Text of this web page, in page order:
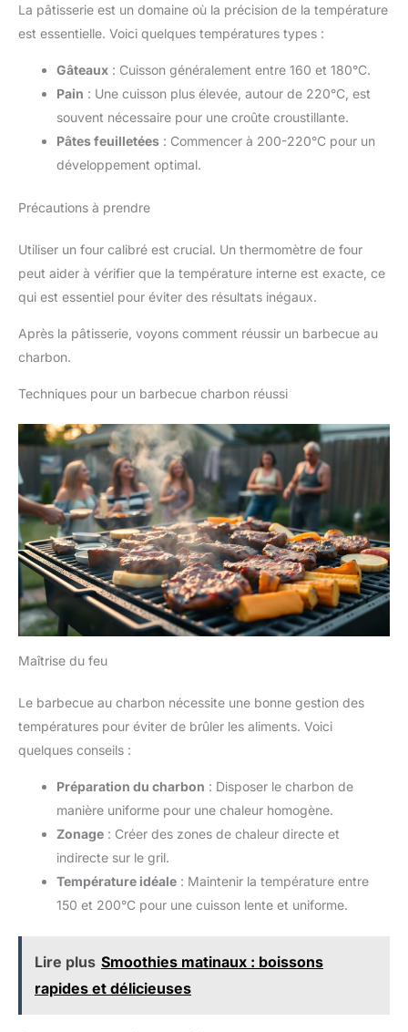
La pâtisserie est un domaine où la précision de la température
est essentielle. Voici quelques températures types :
Gâteaux : Cuisson généralement entre 160 et 180°C.
Pain : Une cuisson plus élevée, autour de 220°C, est
souvent nécessaire pour une croûte croustillante.
Pâtes feuilletées : Commencer à 200-220°C pour un
développement optimal.
Précautions à prendre
Utiliser un four calibré est crucial. Un thermomètre de four
peut aider à vérifier que la température interne est exacte, ce
qui est essentiel pour éviter des résultats inégaux.
Après la pâtisserie, voyons comment réussir un barbecue au
charbon.
Techniques pour un barbecue charbon réussi
Maîtrise du feu
Le barbecue au charbon nécessite une bonne gestion des
températures pour éviter de brûler les aliments. Voici
quelques conseils :
Préparation du charbon : Disposer le charbon de
manière uniforme pour une chaleur homogène.
Zonage : Créer des zones de chaleur directe et
indirecte sur le gril.
Température idéale : Maintenir la température entre
150 et 200°C pour une cuisson lente et uniforme.
Lire plus Smoothies matinaux : boissons
rapides et délicieuses